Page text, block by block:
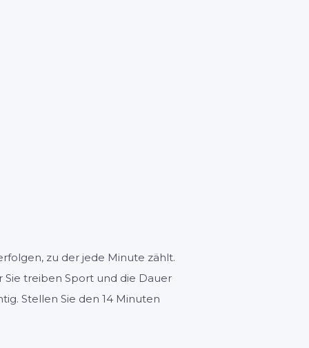
zu der jede Minute zählt.
Sie treiben Sport und die Dauer
Stellen Sie den 14 Minuten